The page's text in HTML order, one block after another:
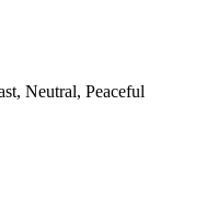
Neutral, Peaceful